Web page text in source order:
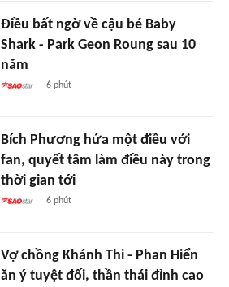
Điều bất ngờ về cậu bé Baby
Shark - Park Geon Roung sau 10
năm
6 phút
Bích Phương hứa một điều với
fan, quyết tâm làm điều này trong
thời gian tới
6 phút
Vợ chồng Khánh Thi - Phan Hiển
ăn ý tuyệt đối, thần thái đỉnh cao